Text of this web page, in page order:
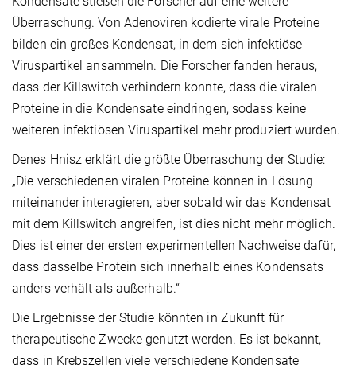
Überraschung. Von Adenoviren kodierte virale Proteine
bilden ein großes Kondensat, in dem sich infektiöse
Viruspartikel ansammeln. Die Forscher fanden heraus,
dass der Killswitch verhindern konnte, dass die viralen
Proteine in die Kondensate eindringen, sodass keine
weiteren infektiösen Viruspartikel mehr produziert wurden.
Denes Hnisz erklärt die größte Überraschung der Studie:
„Die verschiedenen viralen Proteine können in Lösung
miteinander interagieren, aber sobald wir das Kondensat
mit dem Killswitch angreifen, ist dies nicht mehr möglich.
Dies ist einer der ersten experimentellen Nachweise dafür,
dass dasselbe Protein sich innerhalb eines Kondensats
anders verhält als außerhalb.“
Die Ergebnisse der Studie könnten in Zukunft für
therapeutische Zwecke genutzt werden. Es ist bekannt,
dass in Krebszellen viele verschiedene Kondensate